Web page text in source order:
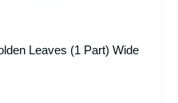
Leaves (1 Part) Wide